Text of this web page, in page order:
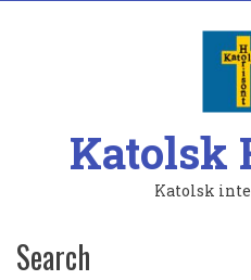
Katolsk
Katolsk
Search